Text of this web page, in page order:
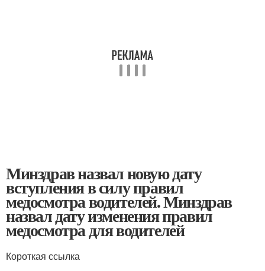
Минздрав назвал новую дату
вступления в силу правил
медосмотра водителей. Минздрав
назвал дату изменения правил
медосмотра для водителей
Короткая ссылка